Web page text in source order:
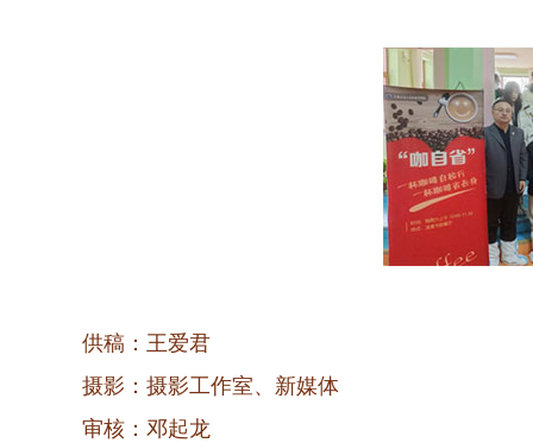
供稿：王爱君
摄影：摄影工作室、新媒体
审核：邓起龙